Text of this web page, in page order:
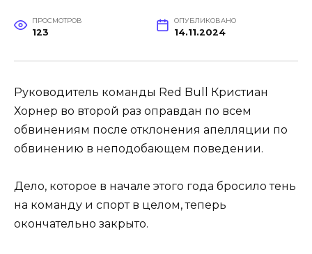
ПРОСМОТРОВ
123
ОПУБЛИКОВАНО
14.11.2024
Руководитель команды Red Bull Кристиан
Хорнер во второй раз оправдан по всем
обвинениям после отклонения апелляции по
обвинению в неподобающем поведении.
Дело, которое в начале этого года бросило тень
на команду и спорт в целом, теперь
окончательно закрыто.